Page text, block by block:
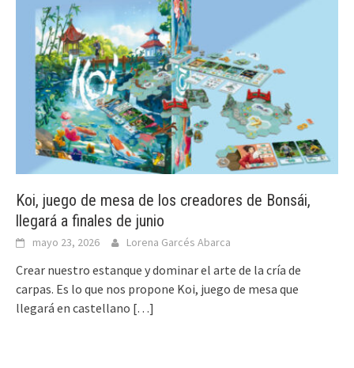
Koi, juego de mesa de los creadores de Bonsái,
llegará a finales de junio
mayo 23, 2026 Lorena Garcés Abarca
Crear nuestro estanque y dominar el arte de la cría de
carpas. Es lo que nos propone Koi, juego de mesa que
llegará en castellano […]